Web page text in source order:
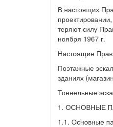
В настоящих
теряют силу
ноября 1967 г.
Настоящие
Поэтажные
зданиях
Тоннельные
1. ОСНОВНЫЕ
1.1. Основные